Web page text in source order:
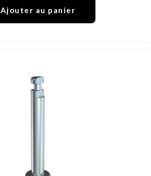
Ajouter au panier